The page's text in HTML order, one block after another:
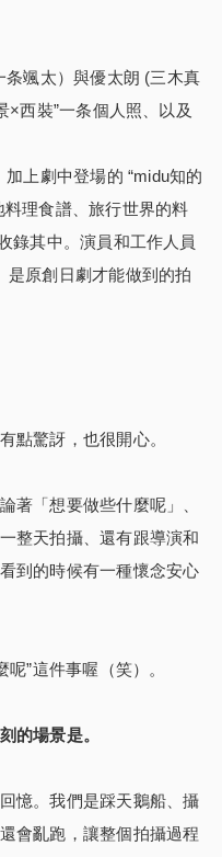
颯太）與優太朗 (三木真
×西裝”一条個人照、以及
上劇中登場的 “midu知的
理食譜、旅行世界的料
錄其中。演員和工作人員
是原創日劇才能做到的拍
點驚訝，也很開心。
著「想要做些什麼呢」、
整天拍攝、還有跟導演和
到的時候有一種懷念安心
”這件事喔（笑）。
的場景是。
憶。我們是踩天鵝船、攝
會亂跑，讓整個拍攝過程